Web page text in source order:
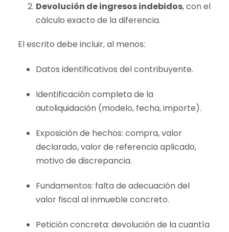
Devolución de ingresos indebidos, con el
cálculo exacto de la diferencia.
El escrito debe incluir, al menos:
Datos identificativos del contribuyente.
Identificación completa de la
autoliquidación (modelo, fecha, importe).
Exposición de hechos: compra, valor
declarado, valor de referencia aplicado,
motivo de discrepancia.
Fundamentos: falta de adecuación del
valor fiscal al inmueble concreto.
Petición concreta: devolución de la cuantía